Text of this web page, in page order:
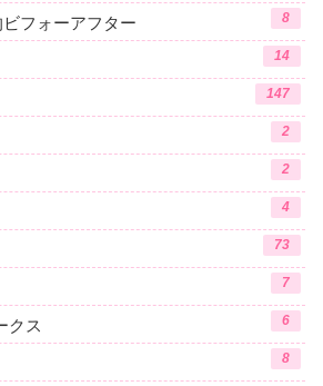
フォーアフター 8
14
147
2
2
4
73
7
クス 6
8